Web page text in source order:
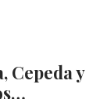
Cepeda y